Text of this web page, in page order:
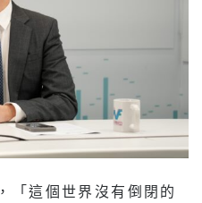
「這個世界沒有倒閉的